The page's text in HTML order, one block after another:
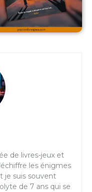
de livres-jeux et
les énigmes
je suis souvent
de 7 ans qui se